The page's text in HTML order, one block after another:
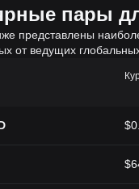
пары
представлены
от ведущих